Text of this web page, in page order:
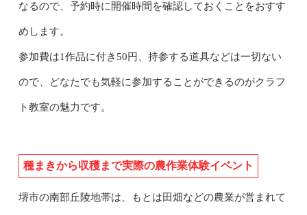
なるので、予約時に開催時間を確認しておくことをおすす
めします。
参加費は1作品に付き50円、持参する道具などは一切ない
ので、どなたでも気軽に参加することができるのがクラフ
ト教室の魅力です。
種まきから収穫まで実際の農作業体験イベント
堺市の南部丘陵地帯は、もとは田畑などの農業が営まれて